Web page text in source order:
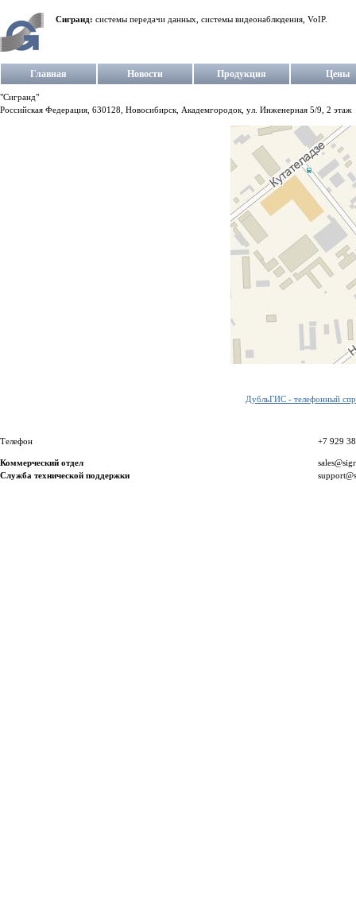
Сигранд: системы передачи данных, системы видеонаблюдения, VoIP.
Главная Новости Продукция Цены
"Сигранд"
Российская Федерация, 630128, Новосибирск, Академгородок, ул. Инженерная 5/9, 2 этаж
ДубльГИС - телефонный
Телефон +7 929
Коммерческий отдел
Служба технической поддержки